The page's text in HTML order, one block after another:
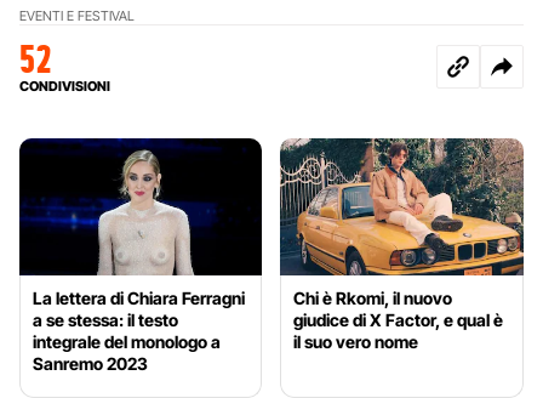
EVENTI E FESTIVAL
52
CONDIVISIONI
La lettera di Chiara Ferragni
a se stessa: il testo
integrale del monologo a
Sanremo 2023
Chi è Rkomi, il nuovo
giudice di X Factor, e qual è
il suo vero nome